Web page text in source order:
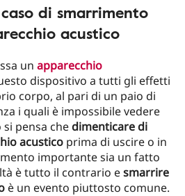
di smarrimento
acustico
un apparecchio
dispositivo a tutti gli effetti
corpo, al pari di un paio di
i quali è impossibile vedere
pensa chedimenticare di
acusticoprima di uscire o in
importante sia un fatto
è tutto il contrario esmarrire
è un evento piuttosto comune.